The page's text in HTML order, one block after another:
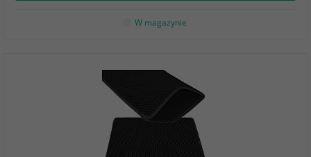
W magazynie